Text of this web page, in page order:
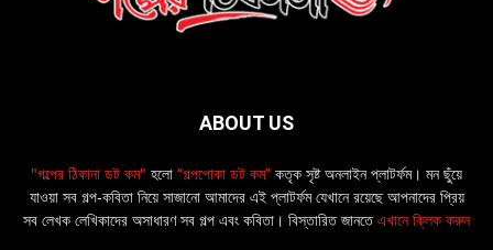
ABOUT US
"গল্পের ঠিকানা ডট কম" হলো “গল্পপোকা ডট কম” কতৃক সৃষ্ট অনলাইন প্লাটর্ফম। মন ছুঁয়ে
যাওয়া সব গল্প-কবিতা নিয়ে সাজানো আমাদের এই প্লাটর্ফম যেখানে রয়েছে আপনাদের প্রিয়
সব লেখক লেখিকাদের অসাধারণ সব গল্প এবং কবিতা। বিস্তারিত জানতেএখানে ক্লিক করুন